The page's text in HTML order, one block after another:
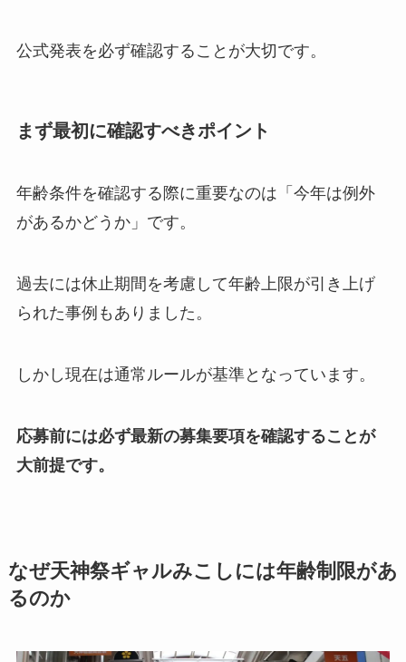
公式発表を必ず確認することが大切です。
まず最初に確認すべきポイント
年齢条件を確認する際に重要なのは「今年は例外
があるかどうか」です。
過去には休止期間を考慮して年齢上限が引き上げ
られた事例もありました。
しかし現在は通常ルールが基準となっています。
応募前には必ず最新の募集要項を確認することが
大前提です。
なぜ天神祭ギャルみこしには年齢制限があ
るのか